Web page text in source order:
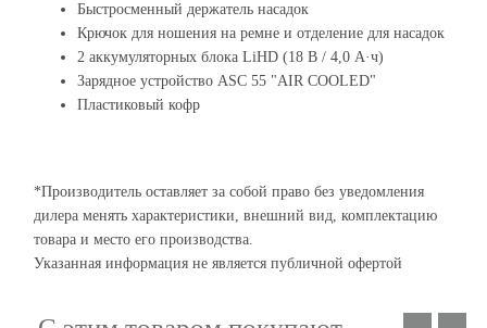
Быстросменный держатель насадок
Крючок для ношения на ремне и отделение для насадок
2 аккумуляторных блока LiHD (18 В / 4,0 А·ч)
Зарядное устройство ASC 55 "AIR COOLED"
Пластиковый кофр
*Производитель оставляет за собой право без уведомления
дилера менять характеристики, внешний вид, комплектацию
товара и место его производства.
Указанная информация не является публичной офертой